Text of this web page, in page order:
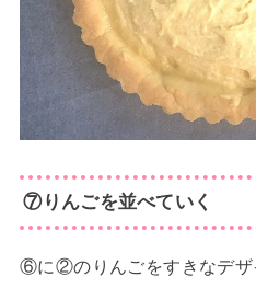
⑦りんごを並べていく
⑥に②のりんごをすきなデザ